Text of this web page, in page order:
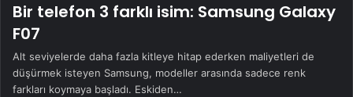
Bir telefon 3 farklı isim: Samsung Galaxy
F07
Alt seviyelerde daha fazla kitleye hitap ederken maliyetleri de
düşürmek isteyen Samsung, modeller arasında sadece renk
farkları koymaya başladı. Eskiden…